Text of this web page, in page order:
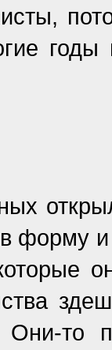
в форму
Они-то